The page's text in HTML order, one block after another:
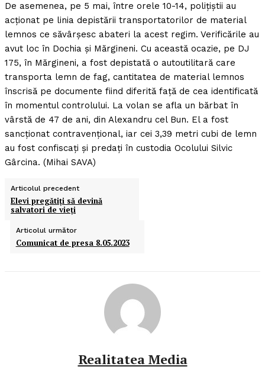
De asemenea, pe 5 mai, între orele 10-14, poliţiştii au
acţionat pe linia depistării transportatorilor de material
lemnos ce săvârşesc abateri la acest regim. Verificările au
avut loc în Dochia şi Mărgineni. Cu această ocazie, pe DJ
175, în Mărgineni, a fost depistată o autoutilitară care
transporta lemn de fag, cantitatea de material lemnos
înscrisă pe documente fiind diferită faţă de cea identificată
în momentul controlului. La volan se afla un bărbat în
vârstă de 47 de ani, din Alexandru cel Bun. El a fost
sancţionat contravenţional, iar cei 3,39 metri cubi de lemn
au fost confiscaţi şi predaţi în custodia Ocolului Silvic
Gârcina. (Mihai SAVA)
Articolul precedent
Elevi pregătiţi să devină
salvatori de vieţi
Articolul următor
Comunicat de presa 8.05.2023
Realitatea Media